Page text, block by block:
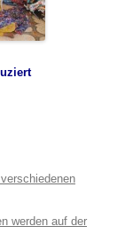
werden auf der